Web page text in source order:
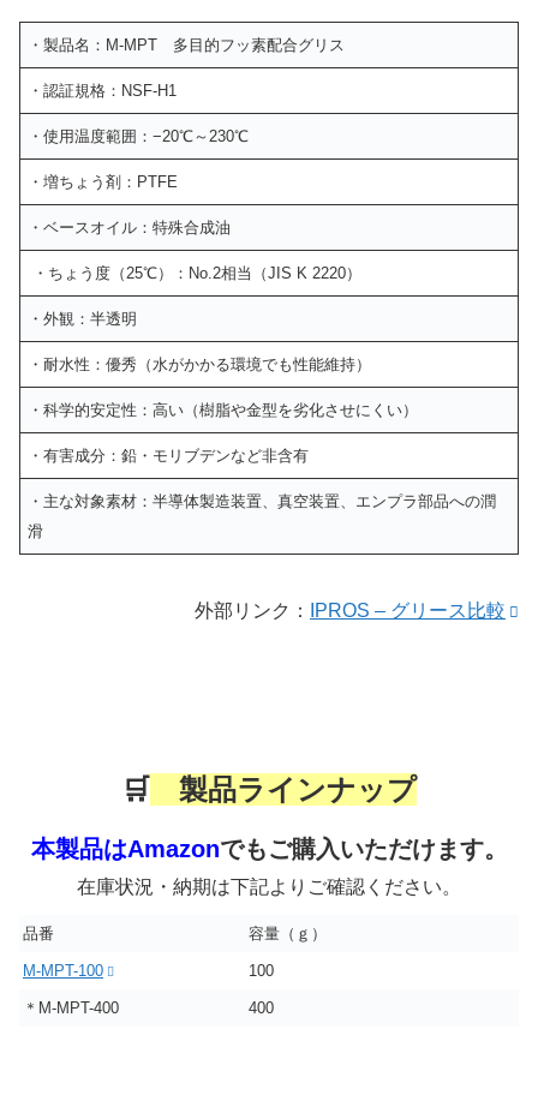
・製品名：M-MPT 多目的フッ素配合グリス
・認証規格：NSF-H1
・使用温度範囲：−20℃～230℃
・増ちょう剤：PTFE
・ベースオイル：特殊合成油
・ちょう度（25℃）：No.2相当（JIS K 2220）
・外観：半透明
・耐水性：優秀（水がかかる環境でも性能維持）
・科学的安定性：高い（樹脂や金型を劣化させにくい）
・有害成分：鉛・モリブデンなど非含有
・主な対象素材：半導体製造装置、真空装置、エンプラ部品への潤
滑
外部リンク： IPROS – グリース比較
🛒 製品ラインナップ
本製品はAmazonでもご購入いただけます。
在庫状況・納期は下記よりご確認ください。
品番 容量（ｇ）
M-MPT-100 100
＊M-MPT-400 400